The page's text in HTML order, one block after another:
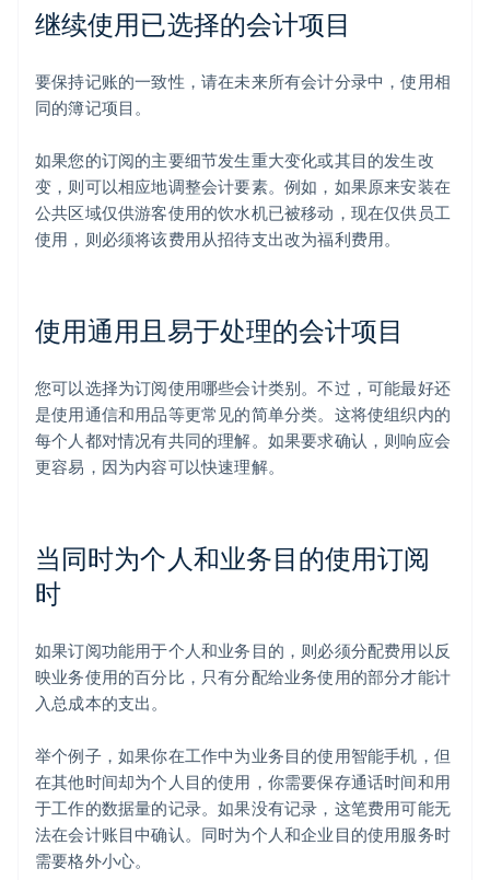
继续使用已选择的会计项目
要保持记账的一致性，请在未来所有会计分录中，使用相
同的簿记项目。
如果您的订阅的主要细节发生重大变化或其目的发生改
变，则可以相应地调整会计要素。例如，如果原来安装在
公共区域仅供游客使用的饮水机已被移动，现在仅供员工
使用，则必须将该费用从招待支出改为福利费用。
使用通用且易于处理的会计项目
您可以选择为订阅使用哪些会计类别。不过，可能最好还
是使用通信和用品等更常见的简单分类。这将使组织内的
每个人都对情况有共同的理解。如果要求确认，则响应会
更容易，因为内容可以快速理解。
当同时为个人和业务目的使用订阅
时
如果订阅功能用于个人和业务目的，则必须分配费用以反
映业务使用的百分比，只有分配给业务使用的部分才能计
入总成本的支出。
举个例子，如果你在工作中为业务目的使用智能手机，但
在其他时间却为个人目的使用，你需要保存通话时间和用
于工作的数据量的记录。如果没有记录，这笔费用可能无
法在会计账目中确认。同时为个人和企业目的使用服务时
需要格外小心。